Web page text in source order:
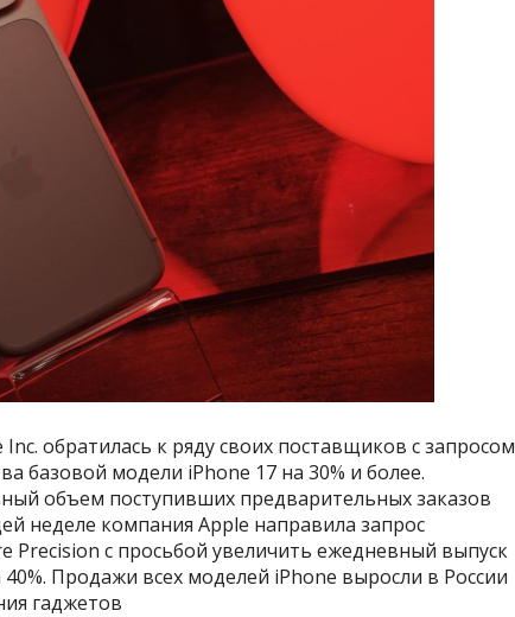
обратилась к ряду своих поставщиков с запросом
базовой модели iPhone 17 на 30% и более.
объем поступивших предварительных заказов
неделе компания Apple направила запрос
Precision с просьбой увеличить ежедневный выпуск
Продажи всех моделей iPhone выросли в России
гаджетов